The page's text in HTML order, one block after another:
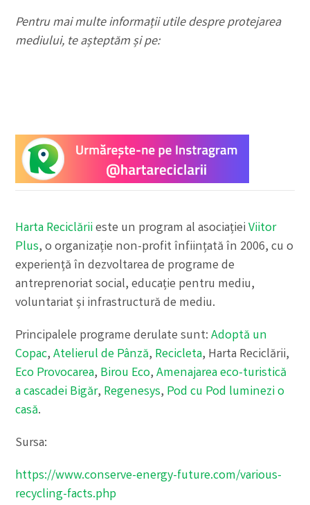
Pentru mai multe informații utile despre protejarea
mediului, te așteptăm și pe:
Harta Reciclăriieste un program al asociațieiViitor
Plus, o organizație non-profit înființată în 2006, cu o
experiență în dezvoltarea de programe de
antreprenoriat social, educație pentru mediu,
voluntariat și infrastructură de mediu.
Principalele programe derulate sunt:Adoptă un
Copac,Atelierul de Pânză, Recicleta, Harta Reciclării,
Eco Provocarea, Birou Eco,Amenajarea eco-turistică
a cascadei Bigăr, Regenesys, Pod cu Pod luminezi o
casă.
Sursa:
https://www.conserve-energy-future.com/various-
recycling-facts.php